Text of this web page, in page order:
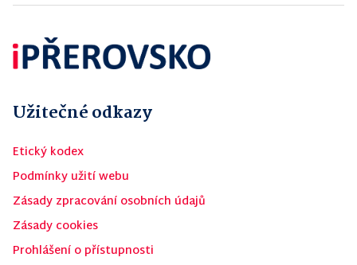
Užitečné odkazy
Etický kodex
Podmínky užití webu
Zásady zpracování osobních údajů
Zásady cookies
Prohlášení o přístupnosti